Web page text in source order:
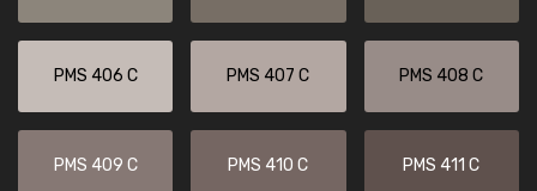
PMS 406 C PMS 407 C PMS 408 C
PMS 409 C PMS 410 C PMS 411 C